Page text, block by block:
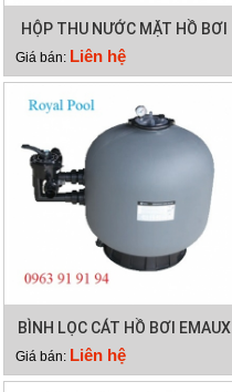
HỘP THU NƯỚC MẶT HỒ BƠI
EMAUX EM0010
Giá bán: Liên hệ
BÌNH LỌC CÁT HỒ BƠI EMAUX
SP450
Giá bán: Liên hệ